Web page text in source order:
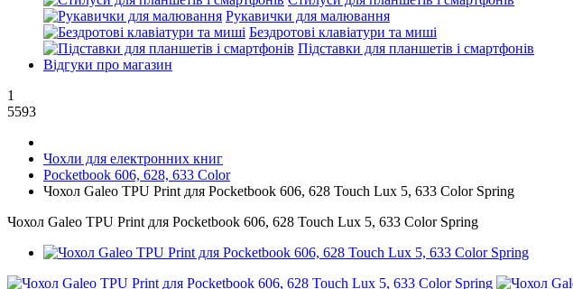
Рукавички для малювання
Бездротові клавіатури та миші
Підставки для планшетів і смартфонів
Відгуки про магазин
1
5593
Чохли для електронних книг
Pocketbook 606, 628, 633 Color
Чохол Galeo TPU Print для Pocketbook 606, 628 Touch Lux 5, 633 Color Spring
Чохол Galeo TPU Print для Pocketbook 606, 628 Touch Lux 5, 633 Color Spring